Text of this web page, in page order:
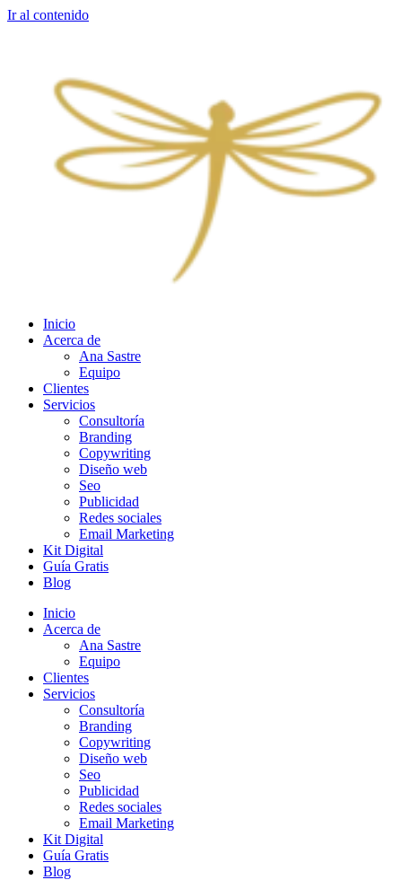
Ir al contenido
Inicio
Acerca de
Ana Sastre
Equipo
Clientes
Servicios
Consultoría
Branding
Copywriting
Diseño web
Seo
Publicidad
Redes sociales
Email Marketing
Kit Digital
Guía Gratis
Blog
Inicio
Acerca de
Ana Sastre
Equipo
Clientes
Servicios
Consultoría
Branding
Copywriting
Diseño web
Seo
Publicidad
Redes sociales
Email Marketing
Kit Digital
Guía Gratis
Blog